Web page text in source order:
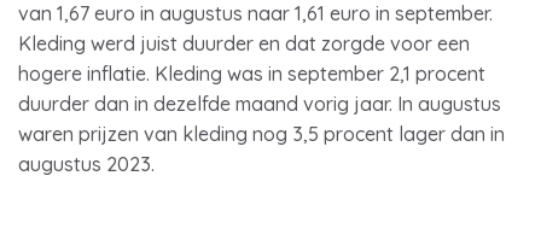
van 1,67 euro in augustus naar 1,61 euro in september.
Kleding werd juist duurder en dat zorgde voor een
hogere inflatie. Kleding was in september 2,1 procent
duurder dan in dezelfde maand vorig jaar. In augustus
waren prijzen van kleding nog 3,5 procent lager dan in
augustus 2023.